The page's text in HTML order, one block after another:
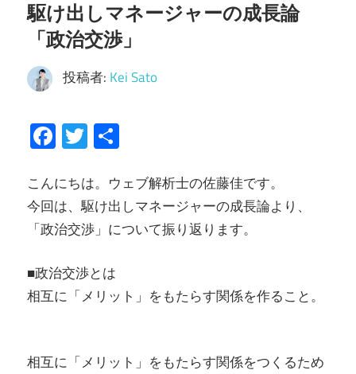
駆け出しマネージャーの成長論
「政治交渉」
投稿者: Kei Sato
Facebook
Twitter
こんにちは。ウェブ解析士の佐藤佳です。
今回は、駆け出しマネージャーの成長論より、
「政治交渉​」について振り返ります。
■政治交渉とは
相互に「メリット」をもたらす関係を作ること。
相互に「メリット」をもたらす関係をつくるため